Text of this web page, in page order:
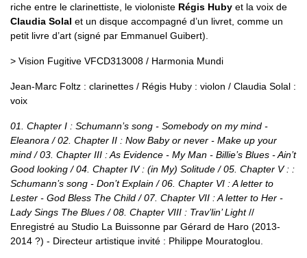
riche entre le clarinettiste, le violoniste Régis Huby et la voix de
Claudia Solal et un disque accompagné d’un livret, comme un
petit livre d’art (signé par Emmanuel Guibert).
> Vision Fugitive VFCD313008 / Harmonia Mundi
Jean-Marc Foltz : clarinettes / Régis Huby : violon / Claudia Solal :
voix
01. Chapter I : Schumann’s song - Somebody on my mind -
Eleanora / 02. Chapter II : Now Baby or never - Make up your
mind / 03. Chapter III : As Evidence - My Man - Billie’s Blues - Ain’t
Good looking / 04. Chapter IV : (in My) Solitude / 05. Chapter V : :
Schumann’s song - Don’t Explain / 06. Chapter VI : A letter to
Lester - God Bless The Child / 07. Chapter VII : A letter to Her -
Lady Sings The Blues / 08. Chapter VIII : Trav’lin’ Light//
Enregistré au Studio La Buissonne par Gérard de Haro (2013-
2014 ?) - Directeur artistique invité : Philippe Mouratoglou.